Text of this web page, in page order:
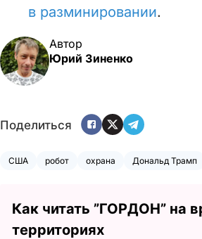
в разминировании.
Автор
Юрий Зиненко
Поделиться
США робот охрана Дональд Трамп
Как читать ”ГОРДОН” на
территориях